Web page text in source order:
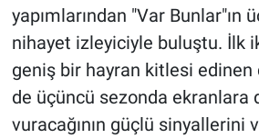
yapımlarından "Var Bunlar"ın
nihayet izleyiciyle buluştu. İlk
geniş bir hayran kitlesi edinen
de üçüncü sezonda ekranlara
vuracağının güçlü sinyallerini